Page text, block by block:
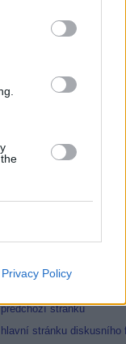
Privacy Policy
zařídí ten net
10:56.44
TMO technika se
3 4[5]6 7 8 9 10
stránku
stránku diskusního